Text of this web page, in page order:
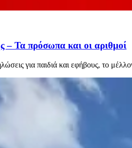
– Τα πρόσωπα και οι αριθμοί
για παιδιά και εφήβους, το